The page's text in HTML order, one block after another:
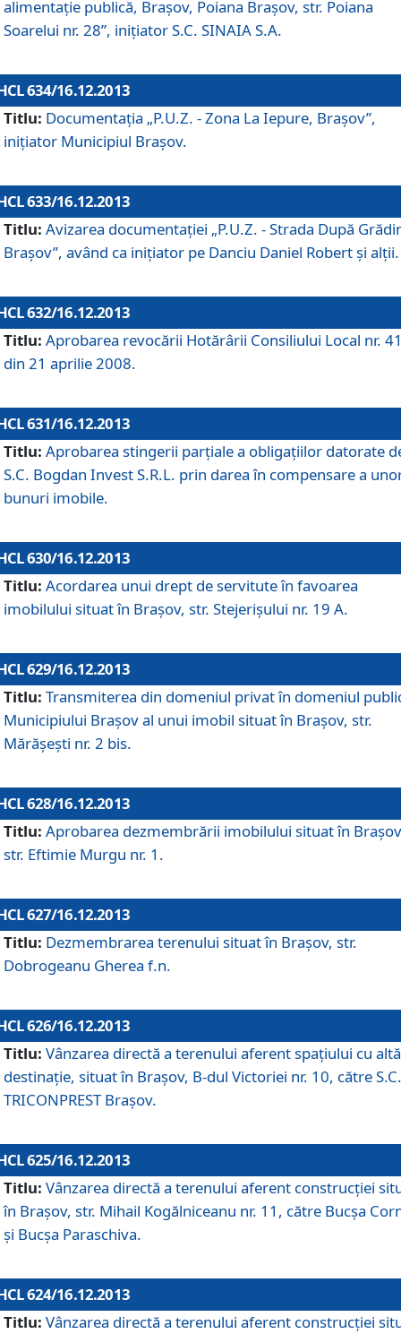
alimentaţie publică, Braşov, Poiana Braşov, str. Poiana
Soarelui nr. 28”, iniţiator S.C. SINAIA S.A.
634/16.12.2013
Titlu: Documentaţia „P.U.Z. - Zona La Iepure, Braşov”,
iniţiator Municipiul Braşov.
633/16.12.2013
Titlu: Avizarea documentaţiei „P.U.Z. - Strada După
Braşov”, având ca iniţiator pe Danciu Daniel Robert şi alţii.
632/16.12.2013
Titlu: Aprobarea revocării Hotărârii Consiliului Local nr.
din 21 aprilie 2008.
631/16.12.2013
Titlu: Aprobarea stingerii parţiale a obligaţiilor datorate
S.C. Bogdan Invest S.R.L. prin darea în compensare a
bunuri imobile.
630/16.12.2013
Titlu: Acordarea unui drept de servitute în favoarea
imobilului situat în Braşov, str. Stejerişului nr. 19 A.
629/16.12.2013
Titlu: Transmiterea din domeniul privat în domeniul
Municipiului Braşov al unui imobil situat în Braşov, str.
Mărăşeşti nr. 2 bis.
628/16.12.2013
Titlu: Aprobarea dezmembrării imobilului situat în
str. Eftimie Murgu nr. 1.
627/16.12.2013
Titlu: Dezmembrarea terenului situat în Braşov, str.
Dobrogeanu Gherea f.n.
626/16.12.2013
Titlu: Vânzarea directă a terenului aferent spaţiului cu altă
destinaţie, situat în Braşov, B-dul Victoriei nr. 10, către S.C.
TRICONPREST Braşov.
625/16.12.2013
Titlu: Vânzarea directă a terenului aferent construcţiei
în Braşov, str. Mihail Kogălniceanu nr. 11, către Bucşa
şi Bucşa Paraschiva.
624/16.12.2013
Titlu: Vânzarea directă a terenului aferent construcţiei